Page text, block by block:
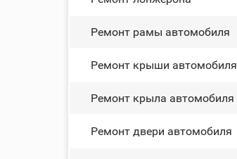
Ремонт рамы автомобиля
Ремонт крыши автомобиля
Ремонт крыла автомобиля
Ремонт двери автомобиля